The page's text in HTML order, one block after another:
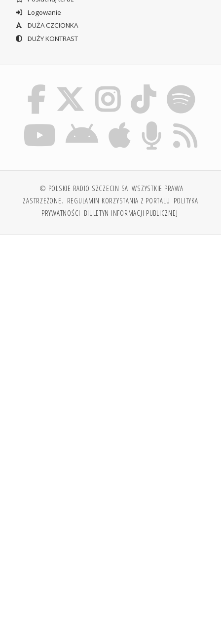
Logowanie
DUŻA CZCIONKA
DUŻY KONTRAST
© POLSKIE RADIO SZCZECIN SA. WSZYSTKIE PRAWA
ZASTRZEŻONE. REGULAMIN KORZYSTANIA Z PORTALU POLITYKA
PRYWATNOŚCI BIULETYN INFORMACJI PUBLICZNEJ